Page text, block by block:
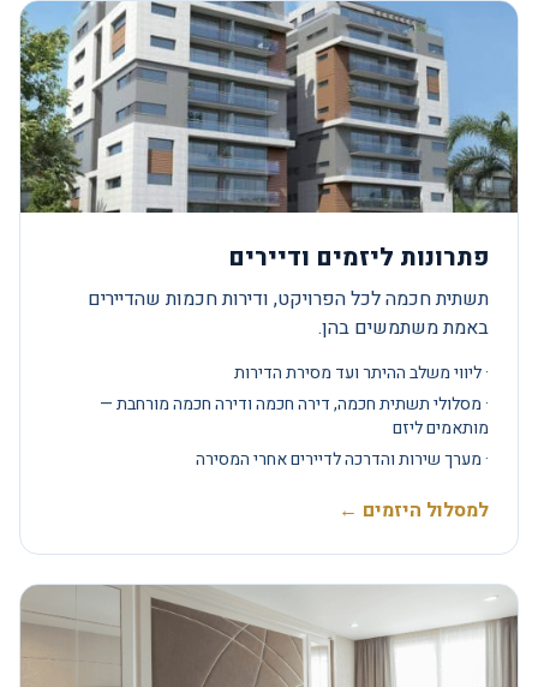
פתרונות ליזמים ודיירים
תשתית חכמה לכל הפרויקט, ודירות חכמות שהדיירים
באמת משתמשים בהן.
· ליווי משלב ההיתר ועד מסירת הדירות
· מסלולי תשתית חכמה, דירה חכמה ודירה חכמה מורחבת —
מותאמים ליזם
· מערך שירות והדרכה לדיירים אחרי המסירה
למסלול היזמים ←